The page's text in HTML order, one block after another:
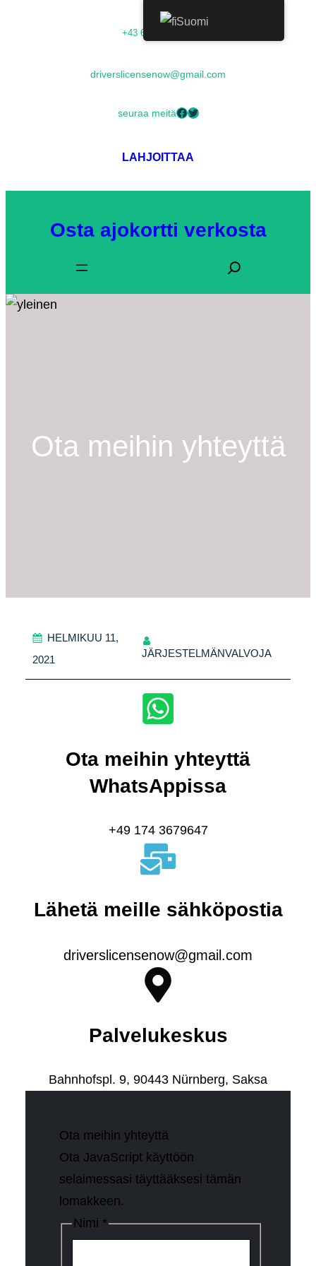
+43 68054000673
driverslicensenow@gmail.com
seuraa meitä
LAHJOITTAA
Osta ajokortti verkosta
Ota meihin yhteyttä
HELMIKUU 11,
2021
JÄRJESTELMÄNVALVOJA
Ota meihin yhteyttä
WhatsAppissa
+49 174 3679647
Lähetä meille sähköpostia
driverslicensenow@gmail.com
Palvelukeskus
Bahnhofspl. 9, 90443 Nürnberg, Saksa
Ota meihin yhteyttä
Ota JavaScript käyttöön
selaimessasi täyttääksesi tämän
lomakkeen.
Nimi *
Suomi